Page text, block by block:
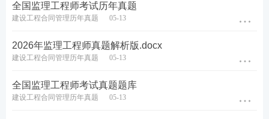
D.处七年以上十年以下有期徒刑并处罚金
查看答案
8 施工项目投标人在投标截止时间前书面通知招标人
撤回其投标文件时，对于该投标人提交的投标保证
全国监理工程师考试历年真题
建设工程合同管理历年真题 05-13
2026年监理工程师真题解析版.docx
建设工程合同管理历年真题 05-13
全国监理工程师考试真题题库
建设工程合同管理历年真题 05-13